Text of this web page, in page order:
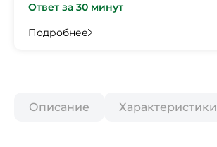
Ответ за 30 минут
Подробнее
Описание Характеристики